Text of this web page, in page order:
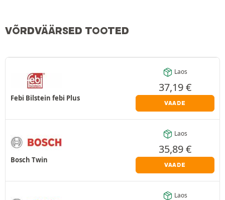
VÕRDVÄÄRSED TOOTED
Febi Bilstein febi Plus
Laos
37,19€
VAADE
Bosch Twin
Laos
35,89€
VAADE
Laos